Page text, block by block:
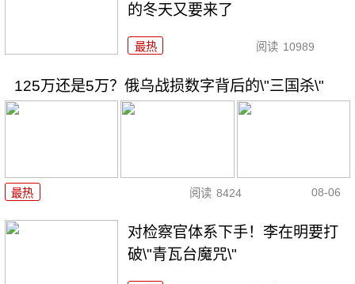
的冬天又要来了
最热 阅读 10989
125万还是5万？俄乌战损数字背后的\"三国杀\"
最热 阅读 8424 08-06
对检察官体系下手！李在明要打
破\"青瓦台魔咒\"